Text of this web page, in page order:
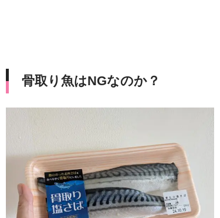
骨取り魚はNGなのか？